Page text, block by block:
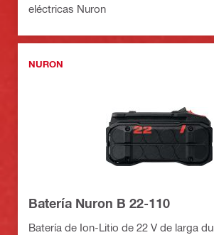
eléctricas Nuron
NURON
Batería Nuron B 22-110
Batería de Ion-Litio de 22 V de larga